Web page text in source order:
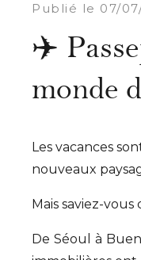
Publié le 07/
✈️
monde
Les vacances
nouveaux
Mais saviez-
De Séoul à